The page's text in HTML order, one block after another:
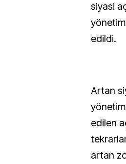
siyasi
edildi.
Artan
edilen
artan